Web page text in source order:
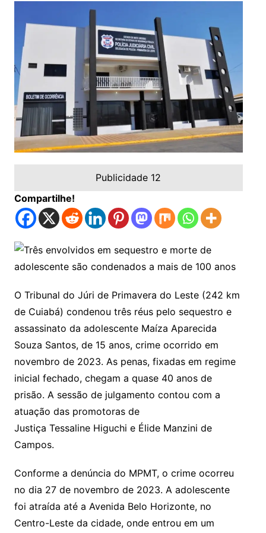
Publicidade 12
Compartilhe!
O Tribunal do Júri de Primavera do Leste (242 km
de Cuiabá) condenou três réus pelo sequestro e
assassinato da adolescente Maíza Aparecida
Souza Santos, de 15 anos, crime ocorrido em
novembro de 2023. As penas, fixadas em regime
inicial fechado, chegam a quase 40 anos de
prisão. A sessão de julgamento contou com a
atuação das promotoras de
Justiça Tessaline Higuchi e Élide Manzini de
Campos.
Conforme a denúncia do MPMT, o crime ocorreu
no dia 27 de novembro de 2023. A adolescente
foi atraída até a Avenida Belo Horizonte, no
Centro-Leste da cidade, onde entrou em um